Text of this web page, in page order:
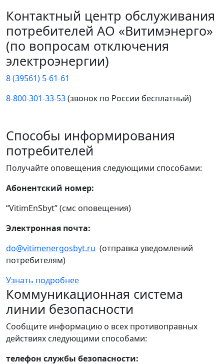
Контактный центр обслуживания
потребителей АО «Витимэнерго»
(по вопросам отключения
электроэнергии)
8 (39561) 5-61-61
8-800-301-33-53(звонок по России бесплатный)
Способы информирования
потребителей
Получайте оповещения следующими способами:
Абонентский номер:
“VitimEnSbyt” (смс оповещения)
Электронная почта:
do@vitimenergosbyt.ru (отправка уведомлений
потребителям)
Узнать подробнее
Коммуникационная система
линии безопасности
Сообщите информацию о всех противоправных
действиях следующими способами:
телефон службы безопасности: